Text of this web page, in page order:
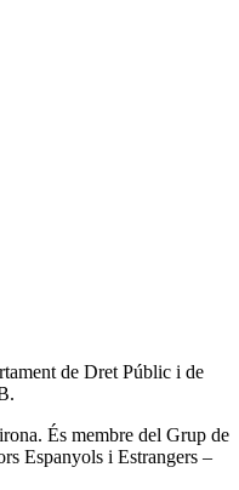
de Dret Públic i de
És membre del Grup de
Espanyols i Estrangers –